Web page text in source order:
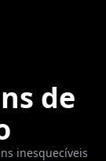
de
inesquecíveis